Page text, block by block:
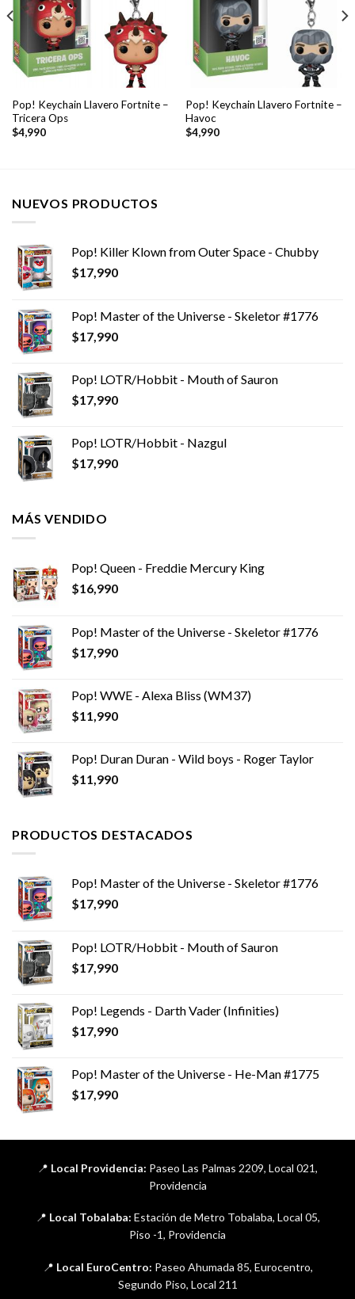
Pop! Keychain Llavero Fortnite –
Tricera Ops
$4,990
Pop! Keychain Llavero Fortnite –
Havoc
$4,990
NUEVOS PRODUCTOS
Pop! Killer Klown from Outer Space - Chubby
$17,990
Pop! Master of the Universe - Skeletor #1776
$17,990
Pop! LOTR/Hobbit - Mouth of Sauron
$17,990
Pop! LOTR/Hobbit - Nazgul
$17,990
MÁS VENDIDO
Pop! Queen - Freddie Mercury King
$16,990
Pop! Master of the Universe - Skeletor #1776
$17,990
Pop! WWE - Alexa Bliss (WM37)
$11,990
Pop! Duran Duran - Wild boys - Roger Taylor
$11,990
PRODUCTOS DESTACADOS
Pop! Master of the Universe - Skeletor #1776
$17,990
Pop! LOTR/Hobbit - Mouth of Sauron
$17,990
Pop! Legends - Darth Vader (Infinities)
$17,990
Pop! Master of the Universe - He-Man #1775
$17,990
📍 Local Providencia: Paseo Las Palmas 2209, Local 021,
Providencia
📍 Local Tobalaba: Estación de Metro Tobalaba, Local 05,
Piso -1, Providencia
📍 Local EuroCentro: Paseo Ahumada 85, Eurocentro,
Segundo Piso, Local 211